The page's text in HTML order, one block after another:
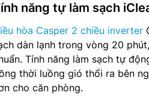
năng tự làm sạch
hòa Casper 2 chiều inverter
dàn lạnh trong vòng 20
Tính năng làm sạch tự
thời luồng gió thổi ra bên
cho căn phòng.